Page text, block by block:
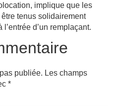
implique que les
tenus solidairement
d’un remplaçant.
publiée. Les champs
*